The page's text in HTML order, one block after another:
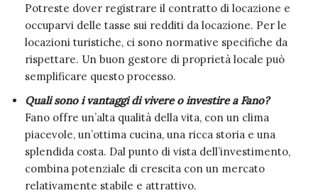
Potreste dover registrare il contratto di locazione e
occuparvi delle tasse sui redditi da locazione. Per le
locazioni turistiche, ci sono normative specifiche da
rispettare. Un buon gestore di proprietà locale può
semplificare questo processo.
Quali sono i vantaggi di vivere o investire a Fano?
Fano offre un’alta qualità della vita, con un clima
piacevole, un’ottima cucina, una ricca storia e una
splendida costa. Dal punto di vista dell’investimento,
combina potenziale di crescita con un mercato
relativamente stabile e attrattivo.